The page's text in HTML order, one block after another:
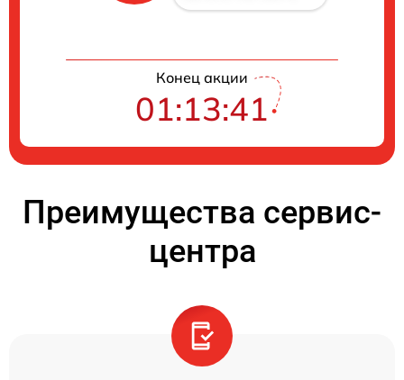
Конец акции
01:13:40
Преимущества сервис-
центра